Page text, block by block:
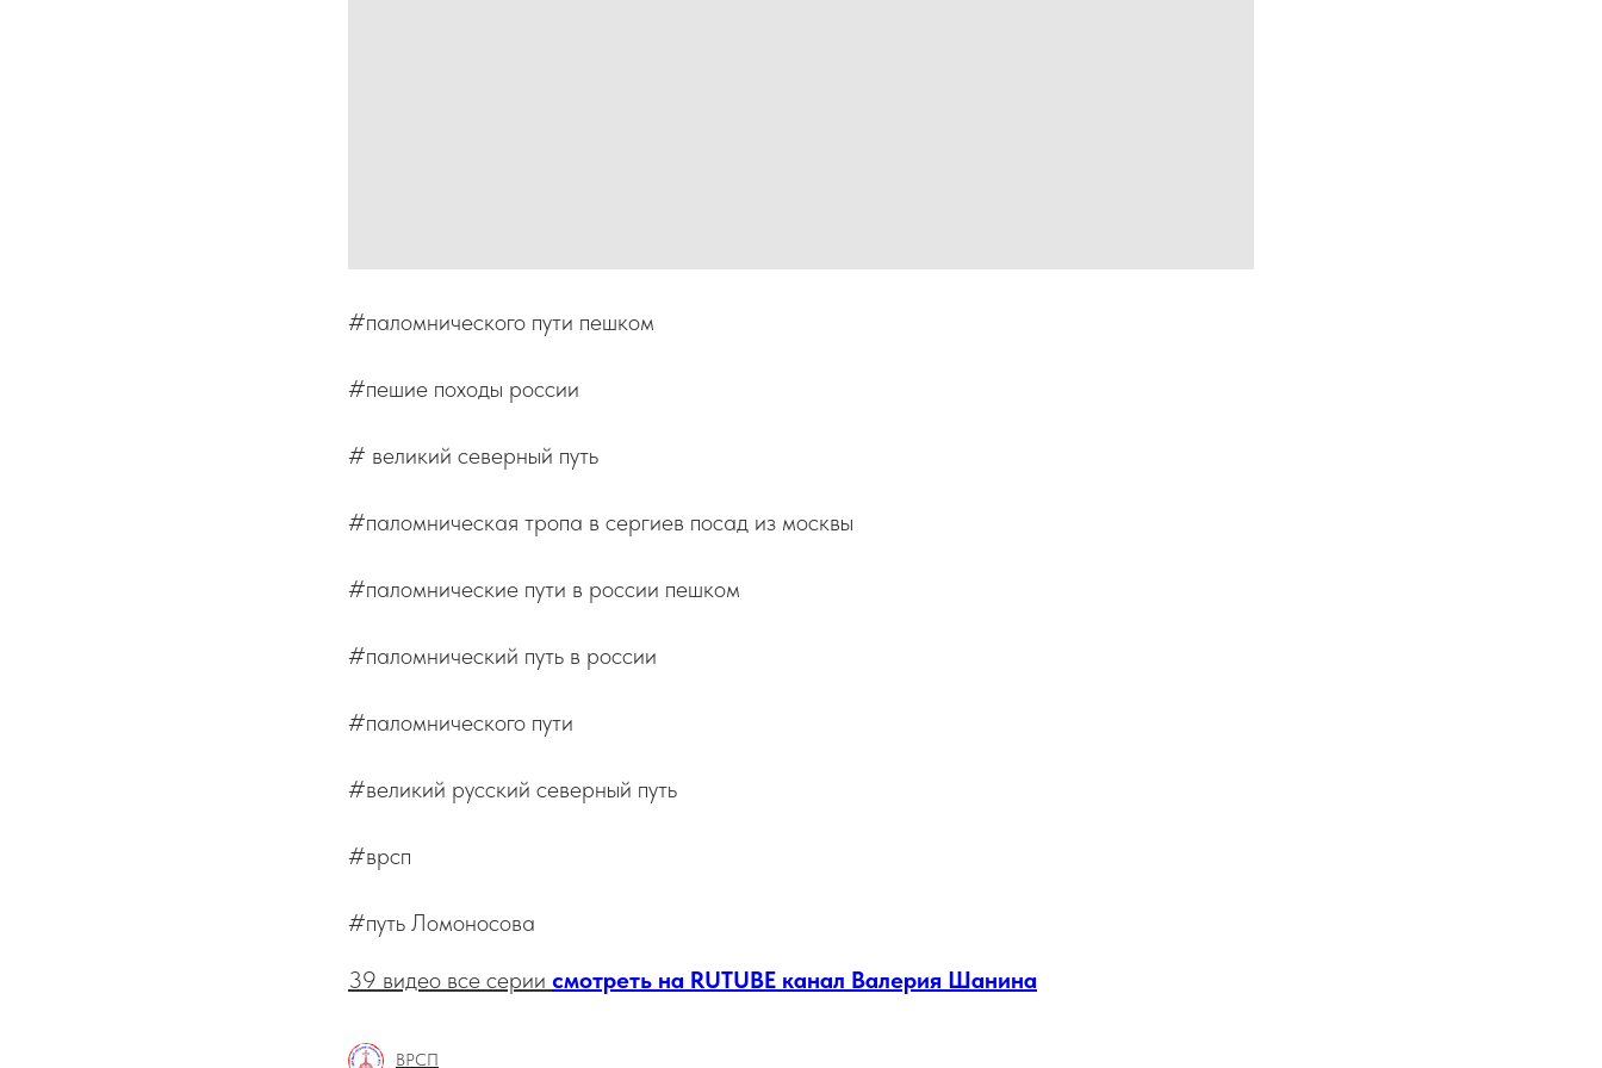
#паломнического пути пешком
#пешие походы россии
# великий северный путь
#паломническая тропа в сергиев посад из москвы
#паломнические пути в россии пешком
#паломнический путь в россии
#паломнического пути
#великий русский северный путь
#врсп
#путь Ломоносова
39 видео все серии смотреть на RUTUBE канал Валерия Шанина
ВРСП